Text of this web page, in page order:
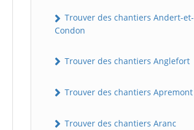
Trouver des chantiers Andert-et-
Condon
Trouver des chantiers Anglefort
Trouver des chantiers Apremont
Trouver des chantiers Aranc